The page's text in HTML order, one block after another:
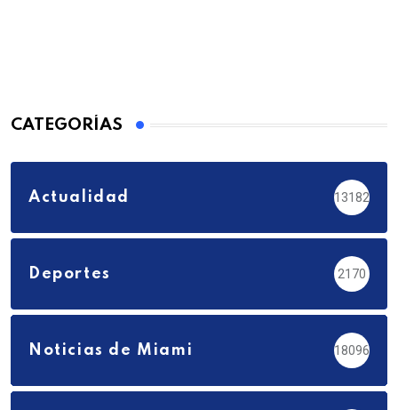
CATEGORÍAS
Actualidad 13182
Deportes 2170
Noticias de Miami 18096